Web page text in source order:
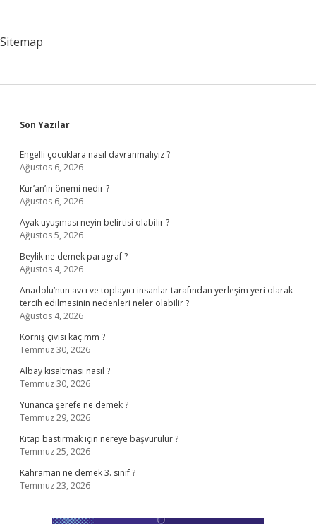
Sitemap
Sidebar
Son Yazılar
Engelli çocuklara nasıl davranmalıyız ?
Ağustos 6, 2026
Kur’an’ın önemi nedir ?
Ağustos 6, 2026
Ayak uyuşması neyin belirtisi olabilir ?
Ağustos 5, 2026
Beylik ne demek paragraf ?
Ağustos 4, 2026
Anadolu’nun avcı ve toplayıcı insanlar tarafından yerleşim yeri olarak
tercih edilmesinin nedenleri neler olabilir ?
Ağustos 4, 2026
Korniş çivisi kaç mm ?
Temmuz 30, 2026
Albay kısaltması nasıl ?
Temmuz 30, 2026
Yunanca şerefe ne demek ?
Temmuz 29, 2026
Kitap bastırmak için nereye başvurulur ?
Temmuz 25, 2026
Kahraman ne demek 3. sınıf ?
Temmuz 23, 2026